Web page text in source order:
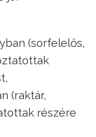
(sorfelelős,
(raktár,
részére